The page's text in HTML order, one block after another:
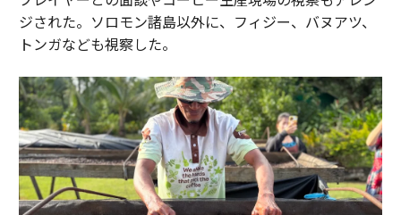
ジされた。ソロモン諸島以外に、フィジー、バヌアツ、
トンガなども視察した。